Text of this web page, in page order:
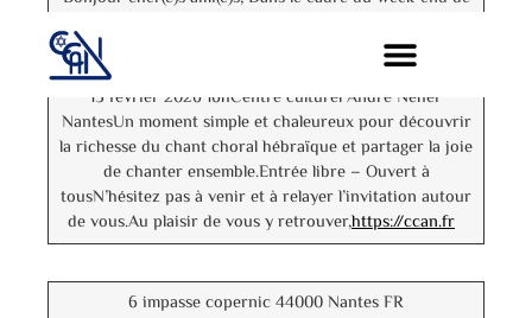
un concert informel réunissant des choristes venus de
différents horizons, fruits d’un beau travail deDimanche
15 février 2026 16hCentre culturel André Neher
NantesUn moment simple et chaleureux pour découvrir
la richesse du chant choral hébraïque et partager la joie
de chanter ensemble.Entrée libre – Ouvert à
tousN’hésitez pas à venir et à relayer l’invitation autour
de vous.Au plaisir de vous y retrouver,https://ccan.fr
6 impasse copernic 44000 Nantes FR